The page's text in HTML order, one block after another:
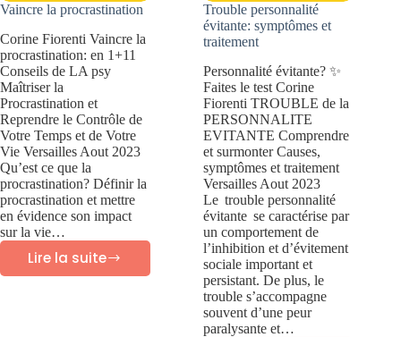
Vaincre la procrastination
Corine Fiorenti Vaincre la
procrastination: en 1+11
Conseils de LA psy
Maîtriser la
Procrastination et
Reprendre le Contrôle de
Votre Temps et de Votre
Vie Versailles Aout 2023
Qu’est ce que la
procrastination? Définir la
procrastination et mettre
en évidence son impact
sur la vie…
Lire la suite
Trouble personnalité
évitante: symptômes et
traitement
Personnalité évitante? ✨
Faites le test Corine
Fiorenti TROUBLE de la
PERSONNALITE
EVITANTE Comprendre
et surmonter Causes,
symptômes et traitement
Versailles Aout 2023
Le trouble personnalité
évitante se caractérise par
un comportement de
l’inhibition et d’évitement
sociale important et
persistant. De plus, le
trouble s’accompagne
souvent d’une peur
paralysante et…